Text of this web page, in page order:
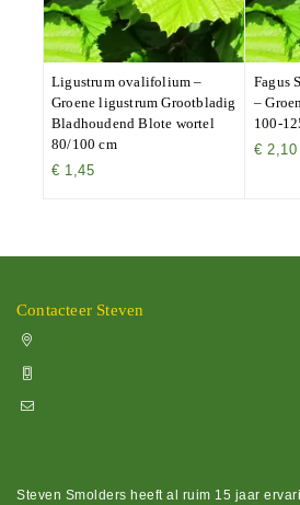
Ligustrum ovalifolium –
Groene ligustrum Grootbladig
Bladhoudend Blote wortel
80/100 cm
€ 1,45
Fagus
–
100-
€ 2,10
Contacteer Steven
Steven Smolders heeft al ruim 15 jaar